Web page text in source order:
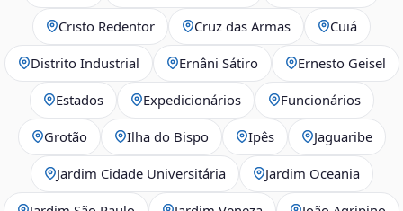
Cristo Redentor Cruz das Armas Cuiá
Distrito Industrial Ernâni Sátiro Ernesto Geisel
Estados Expedicionários Funcionários
Grotão Ilha do Bispo Ipês Jaguaribe
Jardim Cidade Universitária Jardim Oceania